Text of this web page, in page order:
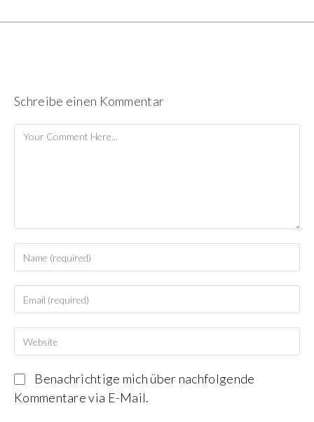
Schreibe einen Kommentar
Benachrichtige mich über nachfolgende
Kommentare via E-Mail.